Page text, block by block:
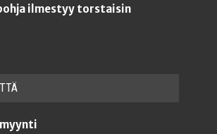
ilmestyy torstaisin